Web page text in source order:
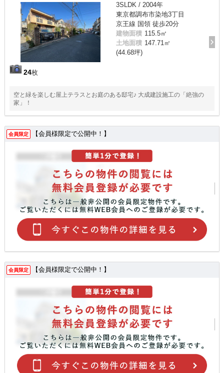
24枚
3SLDK / 2004年
東京都調布市染地3丁目
京王線 国領 徒歩20分
建物面積 115.5㎡
土地面積 147.71㎡
(44.68坪)
空と緑を楽しむ屋上テラスとお庭のある邸宅♪ 大成建設施工の「絶強の
家」！
会員限定 【会員様限定で公開中！】
会員限定 【会員様限定で公開中！】